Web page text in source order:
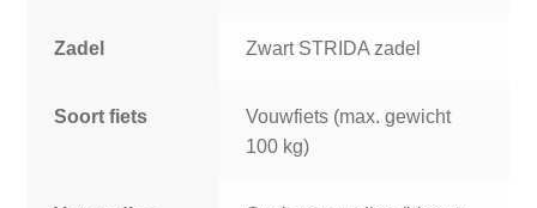
Zadel Zwart STRIDA zadel
Soort fiets
Vouwfiets (max. gewicht
100 kg)